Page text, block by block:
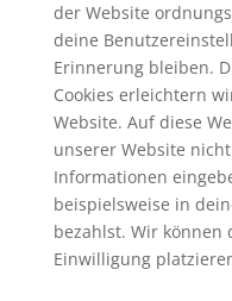
der Website
deine
Erinnerung bleiben.
Cookies erleichtern
Website. Auf diese
unserer Website
Informationen
beispielsweise in
bezahlst. Wir können
Einwilligung